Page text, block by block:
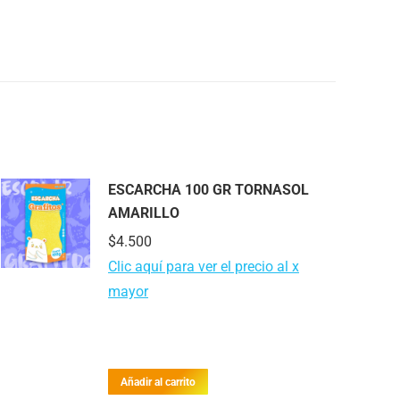
ESCARCHA 100 GR TORNASOL
AMARILLO
$4.500
Clic aquí para ver el precio al x
mayor
Añadir al carrito